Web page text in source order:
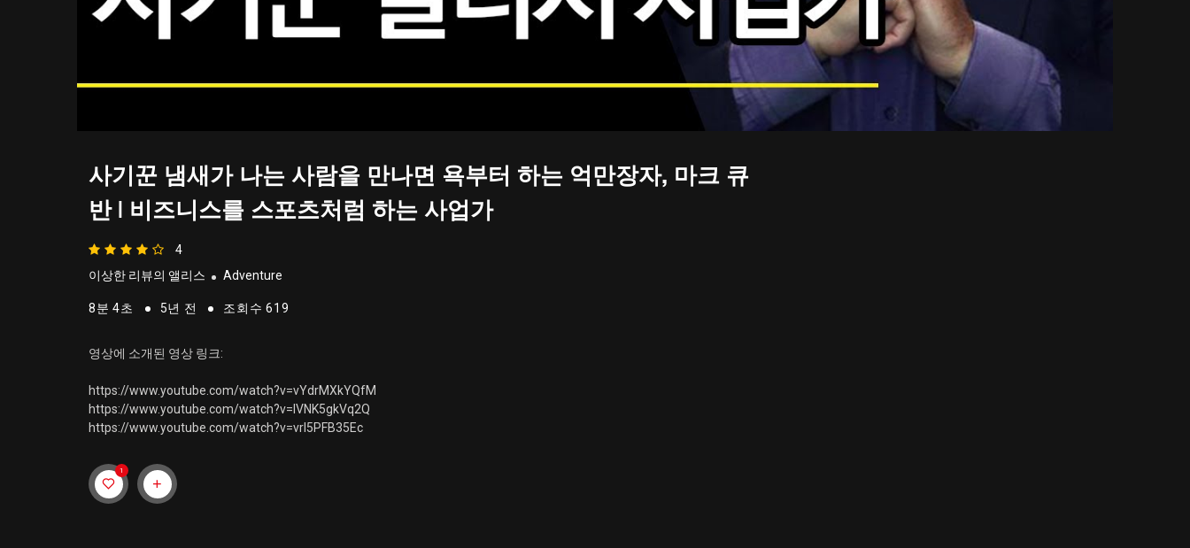
사기꾼 냄새가 나는 사람을 만나면 욕부터 하는 억만장자, 마크 큐
반 | 비즈니스를 스포츠처럼 하는 사업가
4
이상한 리뷰의 앨리스
Adventure
8분 4초 5년 전 조회수 619
영상에 소개된 영상 링크:
https://www.youtube.com/watch?v=vYdrMXkYQfM
https://www.youtube.com/watch?v=IVNK5gkVq2Q
https://www.youtube.com/watch?v=vrl5PFB35Ec
1